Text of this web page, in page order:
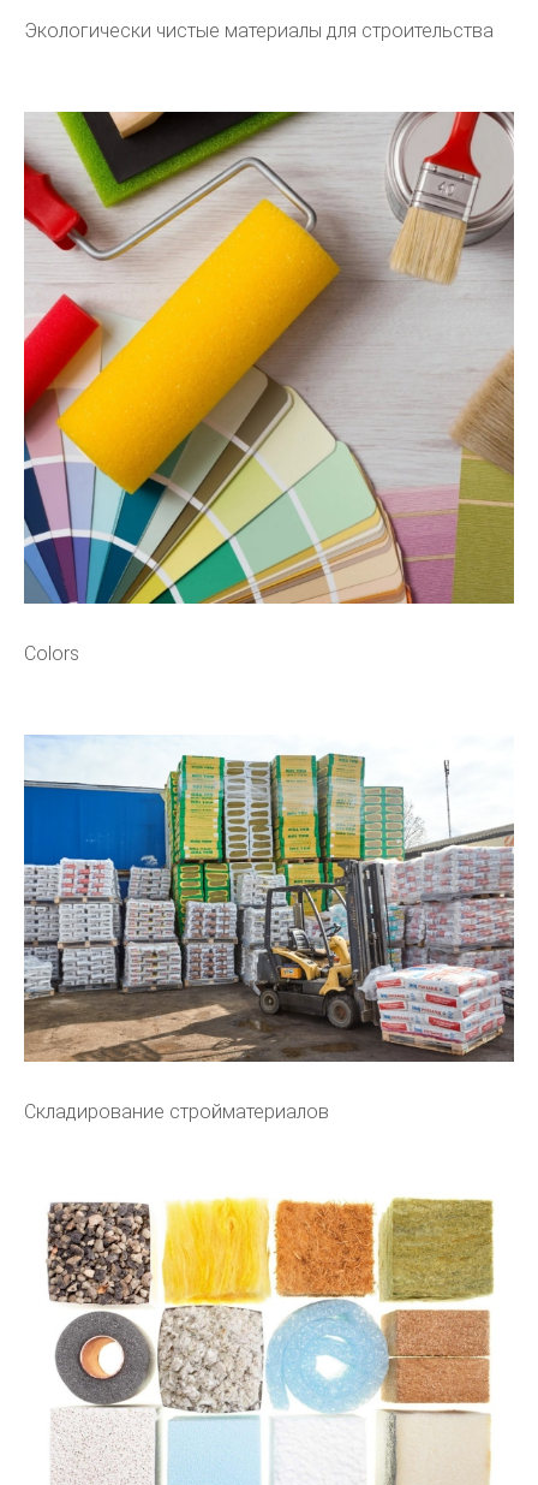
Экологически чистые материалы для строительства
Colors
Складирование стройматериалов